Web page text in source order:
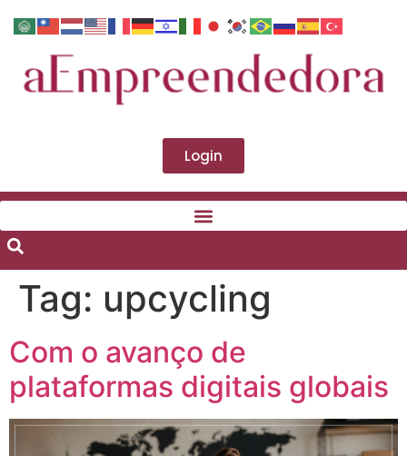
Login
Tag: upcycling
Com o avanço de
plataformas digitais globais